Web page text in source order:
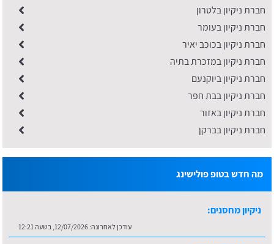
חברת ניקיון בלטרון
חברת ניקיון בעומר
חברת ניקיון בכוכב יאיר
חברת ניקיון במזכרת בתיה
חברת ניקיון ביוקנעם
חברת ניקיון בבת חפר
חברת ניקיון באזור
חברת ניקיון בברקן
מה חדש בטופ פולישינג
ניקוי דשא סינטטי: